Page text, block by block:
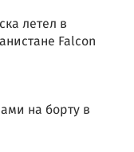
на борту в